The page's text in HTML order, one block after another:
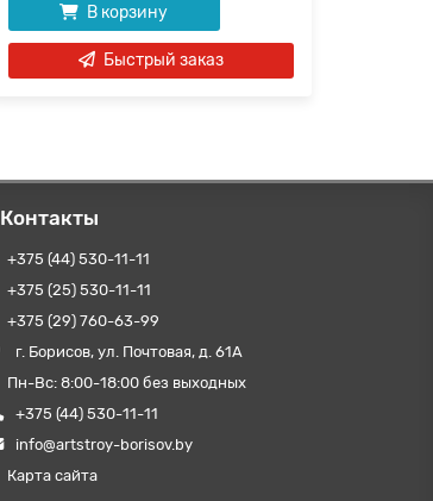
В корзину
Быстрый заказ
Контакты
+375 (44) 530-11-11
+375 (25) 530-11-11
+375 (29) 760-63-99
г. Борисов, ул. Почтовая, д. 61А
Пн-Вс: 8:00-18:00 без выходных
+375 (44) 530-11-11
info@artstroy-borisov.by
Карта сайта